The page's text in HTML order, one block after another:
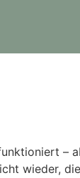
–
wieder,